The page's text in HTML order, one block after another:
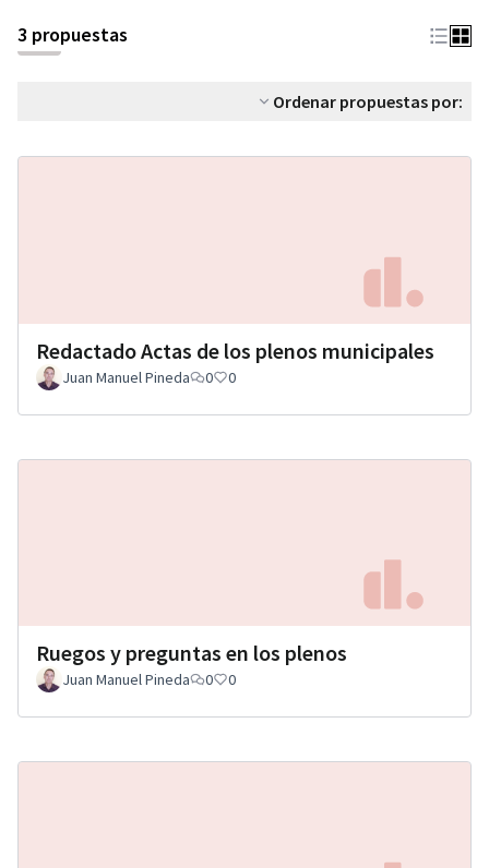
3 propuestas
Ordenar propuestas por:
Redactado Actas de los plenos municipales
Juan Manuel Pineda 0 0
Ruegos y preguntas en los plenos
Juan Manuel Pineda 0 0